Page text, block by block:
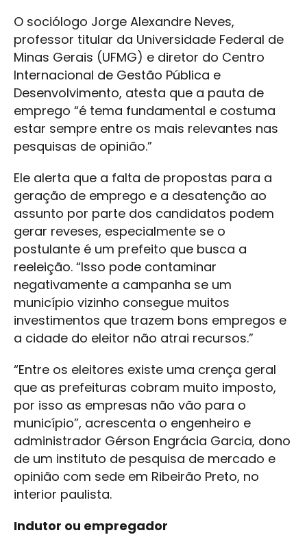
O sociólogo Jorge Alexandre Neves,
professor titular da Universidade Federal de
Minas Gerais (UFMG) e diretor do Centro
Internacional de Gestão Pública e
Desenvolvimento, atesta que a pauta de
emprego “é tema fundamental e costuma
estar sempre entre os mais relevantes nas
pesquisas de opinião.”
Ele alerta que a falta de propostas para a
geração de emprego e a desatenção ao
assunto por parte dos candidatos podem
gerar reveses, especialmente se o
postulante é um prefeito que busca a
reeleição. “Isso pode contaminar
negativamente a campanha se um
município vizinho consegue muitos
investimentos que trazem bons empregos e
a cidade do eleitor não atrai recursos.”
“Entre os eleitores existe uma crença geral
que as prefeituras cobram muito imposto,
por isso as empresas não vão para o
município”, acrescenta o engenheiro e
administrador Gérson Engrácia Garcia, dono
de um instituto de pesquisa de mercado e
opinião com sede em Ribeirão Preto, no
interior paulista.
Indutor ou empregador